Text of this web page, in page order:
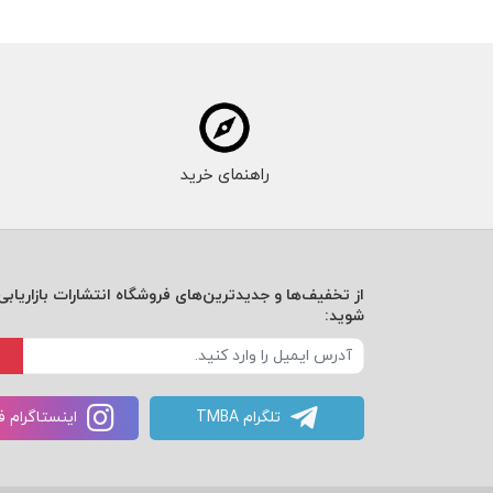
راهنمای خرید
از تخفیف‌ها و جدیدترین‌های فروشگاه انتشارات
شوید:
تلگرام TMBA